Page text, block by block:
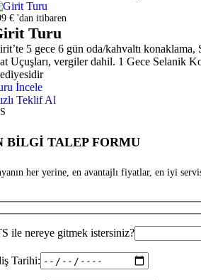
€ 'dan itibaren
Turu
5 gece 6 gün oda/kahvaltı
Uçuşları, vergiler dahil. 1 Gece Selanik
İncele
Teklif Al
BİLGİ TALEP FORMU
her yerine, en avantajlı fiyatlar, en iyi
ile nereye gitmek istersiniz?
Tarihi: